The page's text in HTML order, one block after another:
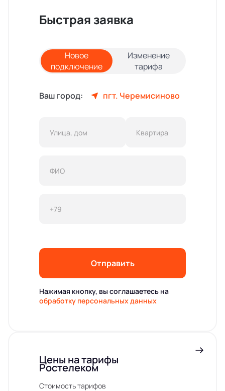
Быстрая заявка
Новое
подключение
Изменение
тарифа
Ваш город: пгт. Черемисиново
Отправить
Нажимая кнопку, вы соглашаетесь на
обработку персональных данных
Цены на тарифы
Ростелеком
Стоимость тарифов